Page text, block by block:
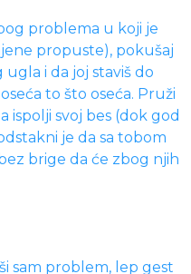
problema u koji je
propuste), pokušaj
i da joj staviš do
to što oseća. Pruži
ispolji svoj bes (dok god
je da sa tobom
brige da će zbog njih
sam problem, lep gest